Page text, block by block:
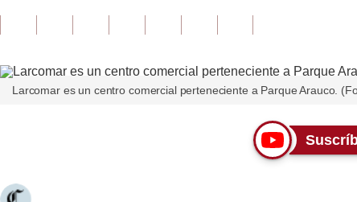
Larcomar es un centro comercial perteneciente a Parque Arauco.